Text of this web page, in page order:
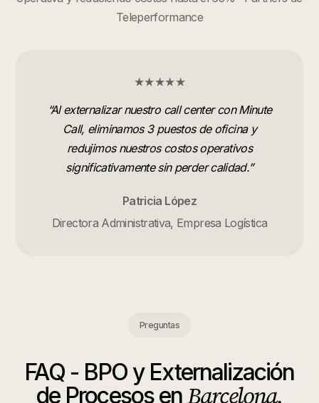
Teleperformance
★★★★★
“Al externalizar nuestro call center con Minute
Call, eliminamos 3 puestos de oficina y
redujimos nuestros costos operativos
significativamente sin perder calidad.”
Patricia López
Directora Administrativa, Empresa Logística
Preguntas
FAQ - BPO y Externalización
de ProcesosenBarcelona.